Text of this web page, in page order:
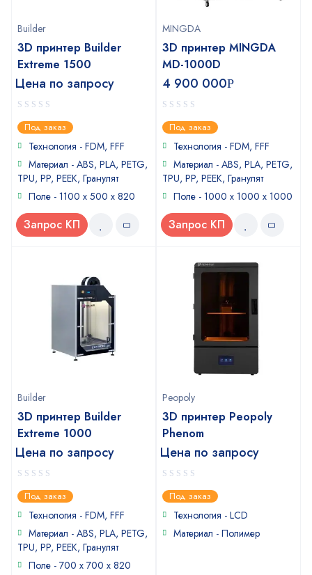
Builder
3D принтер Builder
Extreme 1500
Цена по запросу
0
out
of
Под заказ
Технология - FDM, FFF
Материал - ABS, PLA, PETG,
TPU, PP, PEEK, Гранулят
Поле - 1100 x 500 x 820
Запрос КП
MINGDA
3D принтер MINGDA
MD-1000D
4 900 000Р
0
out
of
Под заказ
Технология - FDM, FFF
Материал - ABS, PLA, PETG,
TPU, PP, PEEK, Гранулят
Поле - 1000 x 1000 x 1000
Запрос КП
Builder
3D принтер Builder
Extreme 1000
Цена по запросу
0
out
of
Под заказ
Технология - FDM, FFF
Материал - ABS, PLA, PETG,
TPU, PP, PEEK, Гранулят
Поле - 700 x 700 x 820
Peopoly
3D принтер Peopoly
Phenom
Цена по запросу
0
out
of
Под заказ
Технология - LCD
Материал - Полимер